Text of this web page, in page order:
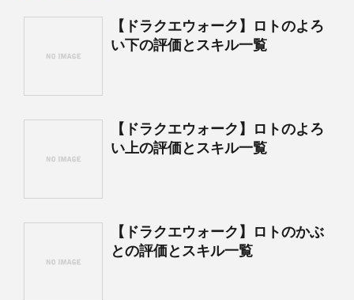
【ドラクエウォーク】ロトのよろ
い下の評価とスキル一覧
【ドラクエウォーク】ロトのよろ
い上の評価とスキル一覧
【ドラクエウォーク】ロトのかぶ
との評価とスキル一覧